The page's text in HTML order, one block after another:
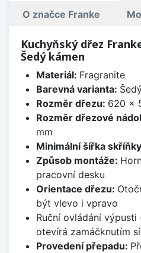
O značce Franke
Kuchyňský dřez
Šedý kámen
Materiál: Fragranite
Barevná varianta:
Rozměr dřezu: 620 x
Rozměr dřezové
mm
Minimální šířka
Způsob montáže:
pracovní desku
Orientace dřezu:
být vlevo i vpravo
Ruční ovládání
otevírá zamáčknutím
Provedení přepadu: